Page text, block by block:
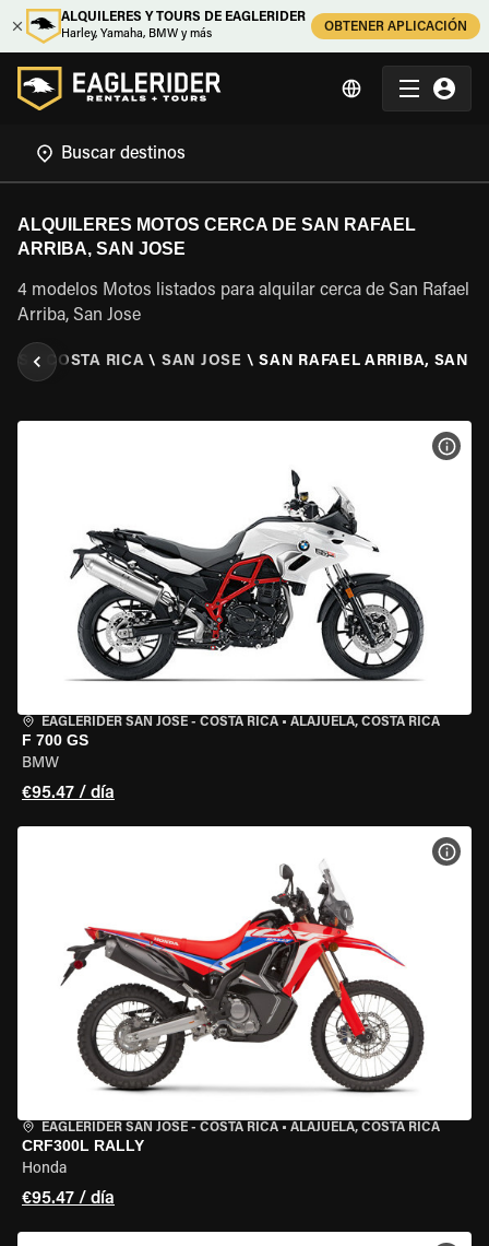
ALQUILERES Y TOURS DE EAGLERIDER
Harley, Yamaha, BMW y más
OBTENER APLICACIÓN
ALQUILERES MOTOS CERCA DE SAN RAFAEL
ARRIBA, SAN JOSE
4 modelos Motos listados para alquilar cerca de San Rafael
Arriba, San Jose
\ COSTA RICA \ SAN JOSE \ SAN RAFAEL ARRIBA, SAN
EAGLERIDER SAN JOSE - COSTA RICA • ALAJUELA, COSTA RICA
F 700 GS
BMW
€95.47 / día
VER
EAGLERIDER SAN JOSE - COSTA RICA • ALAJUELA, COSTA RICA
CRF300L RALLY
Honda
€95.47 / día
VER